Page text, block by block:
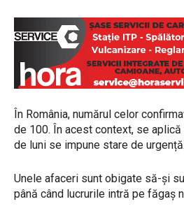
În România, numărul celor
de 100. În acest context, se
de luni se impune stare de urgență.
Unele afaceri sunt obigate să-și
până când lucrurile intră pe făgaș